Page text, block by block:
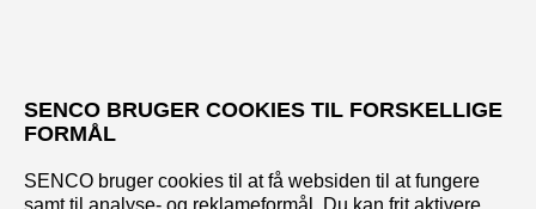
SENCO BRUGER COOKIES TIL FORSKELLIGE
FORMÅL
SENCO bruger cookies til at få websiden til at fungere
samt til analyse- og reklameformål. Du kan frit aktivere